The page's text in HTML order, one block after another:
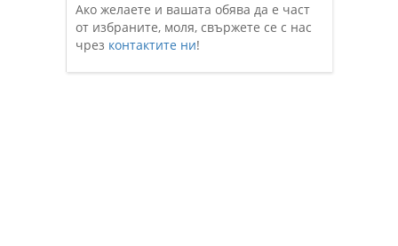
Ако желаете и вашата обява да е част
от избраните, моля, свържете се с нас
чрез контактите ни!